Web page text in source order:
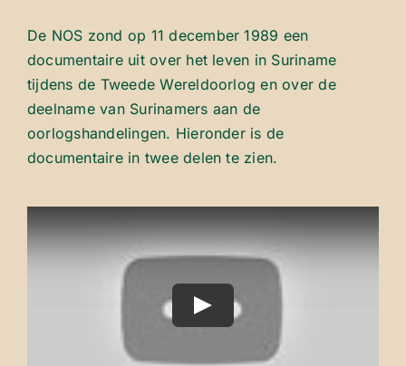
De NOS zond op 11 december 1989 een
documentaire uit over het leven in Suriname
tijdens de Tweede Wereldoorlog en over de
deelname van Surinamers aan de
oorlogshandelingen. Hieronder is de
documentaire in twee delen te zien.
Play